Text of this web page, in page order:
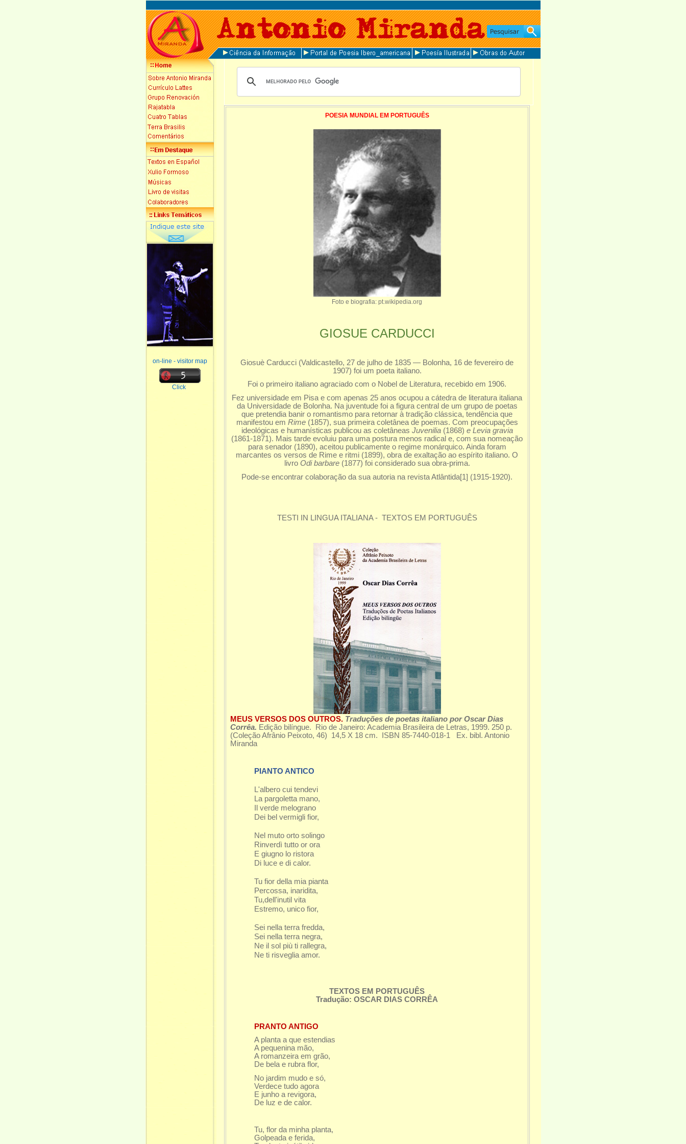
on-line - visitor map
Click
POESIA MUNDIAL EM PORTUGUÊS
Foto e biografia: pt.wikipedia.org
GIOSUE CARDUCCI
Giosuè Carducci (Valdicastello, 27 de julho de 1835 — Bolonha, 16 de fevereiro de
1907) foi um poeta italiano.
Foi o primeiro italiano agraciado com o Nobel de Literatura, recebido em 1906.
Fez universidade em Pisa e com apenas 25 anos ocupou a cátedra de literatura italiana
da Universidade de Bolonha. Na juventude foi a figura central de um grupo de poetas
que pretendia banir o romantismo para retornar à tradição clássica, tendência que
manifestou em Rime(1857), sua primeira coletânea de poemas. Com preocupações
ideológicas e humanísticas publicou as coletâneas Juvenilia(1868) e Levia gravia
(1861-1871). Mais tarde evoluiu para uma postura menos radical e, com sua nomeação
para senador (1890), aceitou publicamente o regime monárquico. Ainda foram
marcantes os versos de Rime e ritmi (1899), obra de exaltação ao espírito italiano. O
livro Odi barbare(1877) foi considerado sua obra-prima.
Pode-se encontrar colaboração da sua autoria na revista Atlântida[1] (1915-1920).
TESTI IN LINGUA ITALIANA - TEXTOS EM PORTUGUÊS
MEUS VERSOS DOS OUTROS. Traduções de poetas italiano por Oscar Dias
Corrêa. Edição bilíngue. Rio de Janeiro: Academia Brasileira de Letras, 1999. 250 p.
(Coleção Afrânio Peixoto, 46) 14,5 X 18 cm. ISBN 85-7440-018-1 Ex. bibl. Antonio
Miranda
PIANTO ANTICO
L'albero cui tendevi
La pargoletta mano,
Il verde melograno
Dei bel vermigli fior,
Nel muto orto solingo
Rinverdì tutto or ora
E giugno lo ristora
Di luce e di calor.
Tu fior della mia pianta
Percossa, inaridita,
Tu,dell'inutil vita
Estremo, unico fior,
Sei nella terra fredda,
Sei nella terra negra,
Ne il sol più ti rallegra,
Ne ti risveglia amor.
TEXTOS EM PORTUGUÊS
Tradução: OSCAR DIAS CORRÊA
PRANTO ANTIGO
A planta a que estendias
A pequenina mão,
A romanzeira em grão,
De bela e rubra flor,
No jardim mudo e só,
Verdece tudo agora
E junho a revigora,
De luz e de calor.
Tu, flor da minha planta,
Golpeada e ferida,